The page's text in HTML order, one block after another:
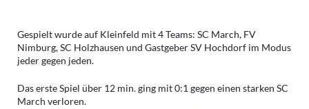
Gespielt wurde auf Kleinfeld mit 4 Teams: SC March, FV
Nimburg, SC Holzhausen und Gastgeber SV Hochdorf im Modus
jeder gegen jeden.
Das erste Spiel über 12 min. ging mit 0:1 gegen einen starken SC
March verloren.